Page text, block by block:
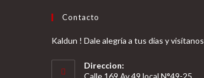
Contacto
Kaldun ! Dale alegría a tus días y visítanos
Direccion:
Calle 169 Av 49 local N°49-25